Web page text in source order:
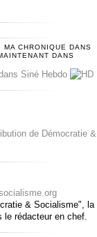
CHRONIQUE DANS
DANS
de Démocratie &
& Socialisme", la
rédacteur en chef.